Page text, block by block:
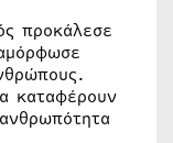
προκάλεσε
καταφέρουν